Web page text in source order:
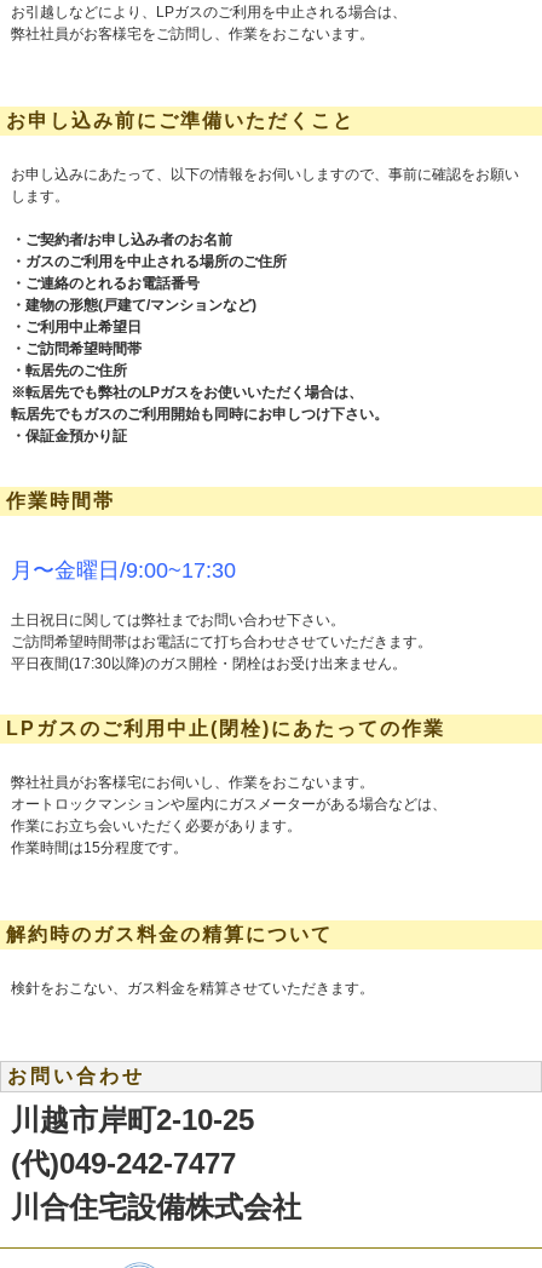
お引越しなどにより、LPガスのご利用を中止される場合は、
弊社社員がお客様宅をご訪問し、作業をおこないます。
お申し込み前にご準備いただくこと
お申し込みにあたって、以下の情報をお伺いしますので、事前に確認をお願い
します。
・ご契約者/お申し込み者のお名前
・ガスのご利用を中止される場所のご住所
・ご連絡のとれるお電話番号
・建物の形態(戸建て/マンションなど)
・ご利用中止希望日
・ご訪問希望時間帯
・転居先のご住所
※転居先でも弊社のLPガスをお使いいただく場合は、
転居先でもガスのご利用開始も同時にお申しつけ下さい。
・保証金預かり証
作業時間帯
月〜金曜日/9:00~17:30
土日祝日に関しては弊社までお問い合わせ下さい。
ご訪問希望時間帯はお電話にて打ち合わせさせていただきます。
平日夜間(17:30以降)のガス開栓・閉栓はお受け出来ません。
LPガスのご利用中止(閉栓)にあたっての作業
弊社社員がお客様宅にお伺いし、作業をおこないます。
オートロックマンションや屋内にガスメーターがある場合などは、
作業にお立ち会いいただく必要があります。
作業時間は15分程度です。
解約時のガス料金の精算について
検針をおこない、ガス料金を精算させていただきます。
お問い合わせ
川越市岸町2-10-25
(代)049-242-7477
川合住宅設備株式会社